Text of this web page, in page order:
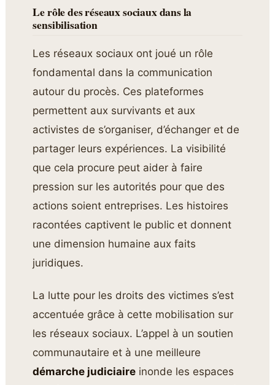
saxophonist @mimi who decided to
follow him ! . Thanks to
@c.bechstein_paris and
@pianos.international for letting me
use this wonderdul grand piano
Bechstein for the video !#piano #gims
#ninao #publicpiano
♬ son original – Aurelien Froissart
Le rôle des réseaux sociaux dans la
sensibilisation
Les réseaux sociaux ont joué un rôle
fondamental dans la communication
autour du procès. Ces plateformes
permettent aux survivants et aux
activistes de s’organiser, d’échanger et de
partager leurs expériences. La visibilité
que cela procure peut aider à faire
pression sur les autorités pour que des
actions soient entreprises. Les histoires
racontées captivent le public et donnent
une dimension humaine aux faits
juridiques.
La lutte pour les droits des victimes s’est
accentuée grâce à cette mobilisation sur
les réseaux sociaux. L’appel à un soutien
communautaire et à une meilleure
démarche judiciaire inonde les espaces